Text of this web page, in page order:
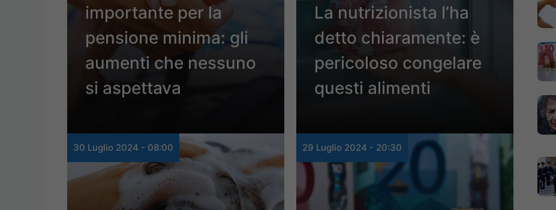
importante per la
pensione minima: gli
aumenti che nessuno
si aspettava
La nutrizionista l’ha
detto chiaramente: è
pericoloso congelare
questi alimenti
30 Luglio 2024 - 08:00 29 Luglio 2024 - 20:30